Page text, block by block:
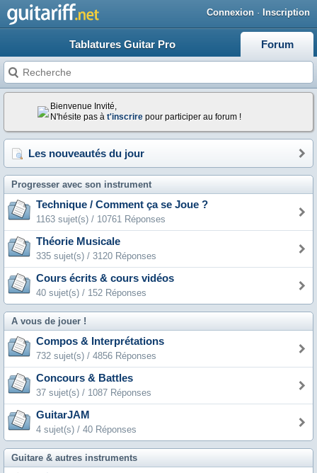
Connexion · Inscription
Tablatures Guitar Pro Forum
Bienvenue Invité,
N'hésite pas à t'inscrire pour participer au forum !
Les nouveautés du jour
Progresser avec son instrument
Technique / Comment ça se Joue ?
1163 sujet(s) / 10761 Réponses
Théorie Musicale
335 sujet(s) / 3120 Réponses
Cours écrits & cours vidéos
40 sujet(s) / 152 Réponses
A vous de jouer !
Compos & Interprétations
732 sujet(s) / 4856 Réponses
Concours & Battles
37 sujet(s) / 1087 Réponses
GuitarJAM
4 sujet(s) / 40 Réponses
Guitare & autres instruments